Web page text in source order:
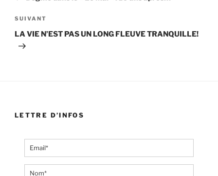
l’article
Article
suivant
SUIVANT
LA VIE N’EST PAS UN LONG FLEUVE TRANQUILLE!
LETTRE D’INFOS